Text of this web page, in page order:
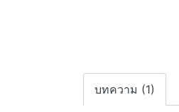
บทความ (1)